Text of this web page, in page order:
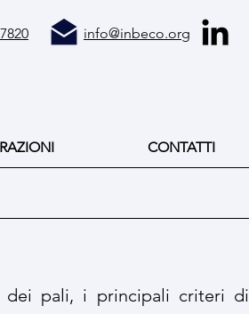
info@inbeco.org
CONTATTI
dei pali, i principali criteri di